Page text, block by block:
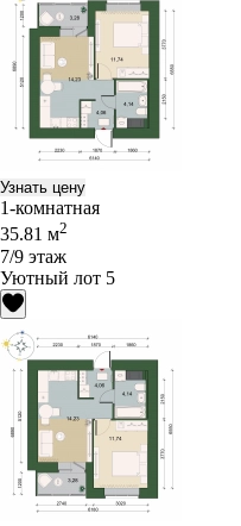
Узнать цену
1-комнатная
35.81 м2
7/9 этаж
Уютный лот 5